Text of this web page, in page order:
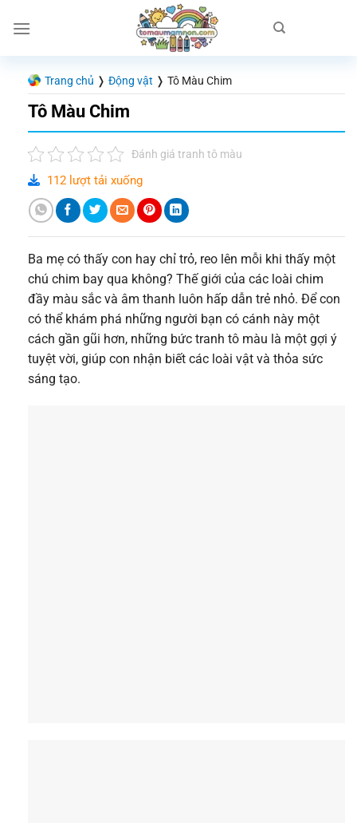
đến
Trang chủ ❭ Động vật ❭ Tô Màu Chim
Tô Màu Chim
Đánh giá tranh tô màu
112 lượt tải xuống
Ba mẹ có thấy con hay chỉ trỏ, reo lên mỗi khi thấy một
chú chim bay qua không? Thế giới của các loài chim
đầy màu sắc và âm thanh luôn hấp dẫn trẻ nhỏ. Để con
có thể khám phá những người bạn có cánh này một
cách gần gũi hơn, những bức tranh tô màu là một gợi ý
tuyệt vời, giúp con nhận biết các loài vật và thỏa sức
sáng tạo.